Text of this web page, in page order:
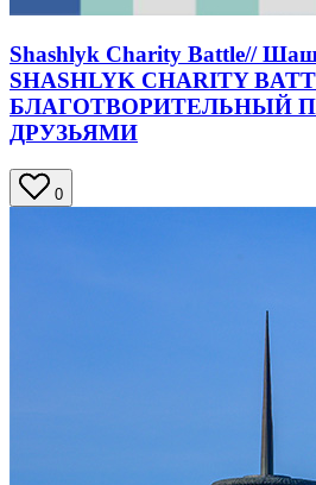
Shashlyk Charity Battle//
SHASHLYK CHARITY
БЛАГОТВОРИТЕЛЬНЫЙ
ДРУЗЬЯМИ
0